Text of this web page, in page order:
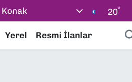
Konak 20°
Yerel Resmi İlanlar